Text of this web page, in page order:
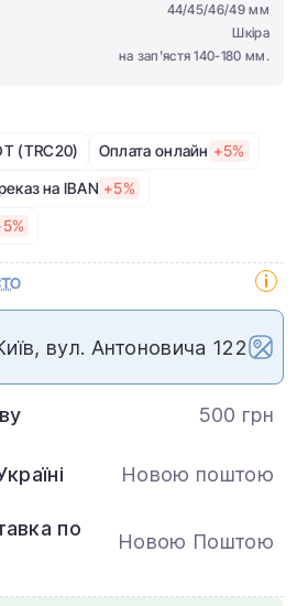
44/45/46/49 мм
Шкіра
на зап'ястя 140-180 мм.
(TRC20) Оплата онлайн +5%
на IBAN +5%
вул. Антоновича 122
500 грн
Новою поштою
по
Новою Поштою